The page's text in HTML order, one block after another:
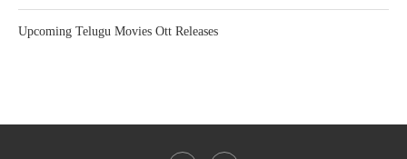
Upcoming Telugu Movies Ott Releases